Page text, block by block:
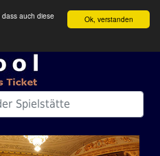
Ok, verstanden
dass auch diese